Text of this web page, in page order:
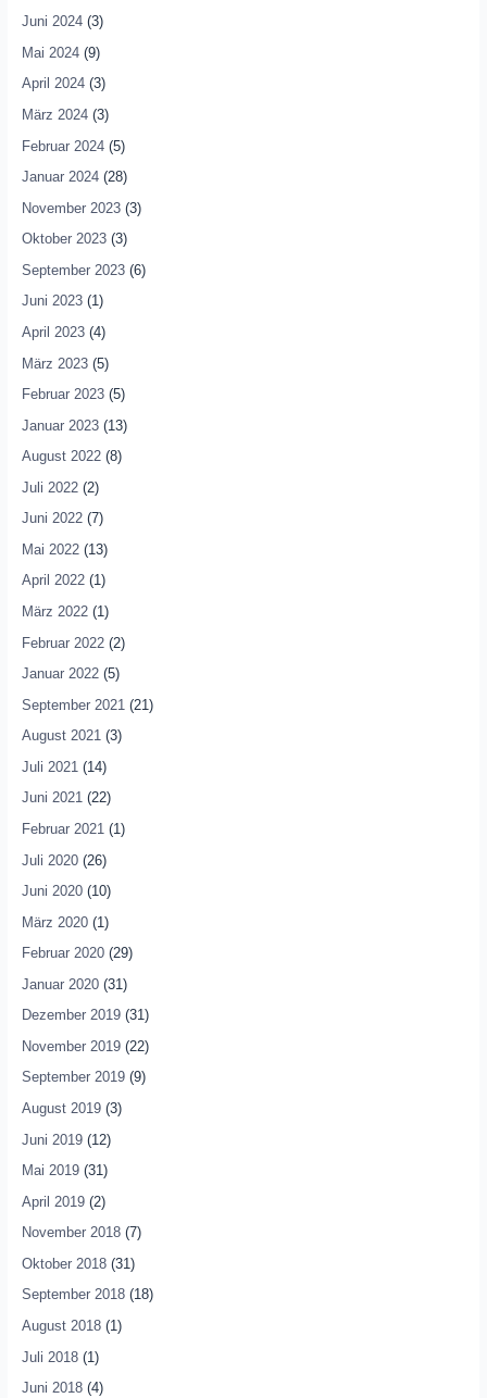
Juni 2024(3)
Mai 2024(9)
April 2024(3)
März 2024(3)
Februar 2024(5)
Januar 2024(28)
November 2023(3)
Oktober 2023(3)
September 2023(6)
Juni 2023(1)
April 2023(4)
März 2023(5)
Februar 2023(5)
Januar 2023(13)
August 2022(8)
Juli 2022(2)
Juni 2022(7)
Mai 2022(13)
April 2022(1)
März 2022(1)
Februar 2022(2)
Januar 2022(5)
September 2021 (21)
August 2021(3)
Juli 2021 (14)
Juni 2021(22)
Februar 2021 (1)
Juli 2020(26)
Juni 2020(10)
März 2020(1)
Februar 2020(29)
Januar 2020(31)
Dezember 2019(31)
November 2019(22)
September 2019(9)
August 2019(3)
Juni 2019(12)
Mai 2019(31)
April 2019(2)
November 2018(7)
Oktober 2018(31)
September 2018(18)
August 2018(1)
Juli 2018(1)
Juni 2018(4)